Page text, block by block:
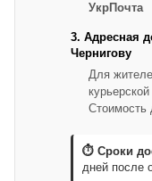
УкрПочта
3. Адресная
Чернигову
Для
Стоимость
⏱ Сроки
дней после